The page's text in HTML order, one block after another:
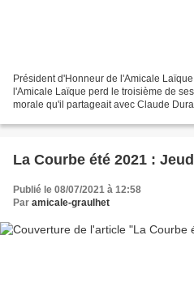
Président d'Honneur de l'Amicale
l'Amicale Laïque perd le troisième de
morale qu'il partageait avec Claude
La Courbe été 2021 :
Publié le 08/07/2021 à 12:58
Par amicale-graulhet